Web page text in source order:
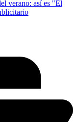
verano: así es "El